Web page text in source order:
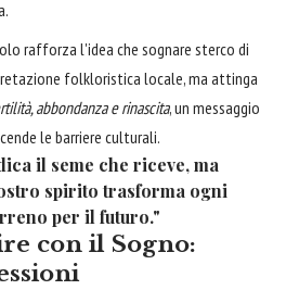
rafforza l'idea che sognare sterco di
folkloristica locale, ma attinga
abbondanza e rinascita, un messaggio
le barriere culturali.
il seme che riceve, ma
spirito trasforma ogni
per il futuro."
con il Sogno: